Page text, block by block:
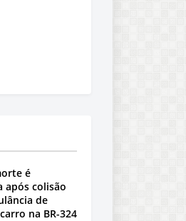
é
após colisão
de
na BR-324